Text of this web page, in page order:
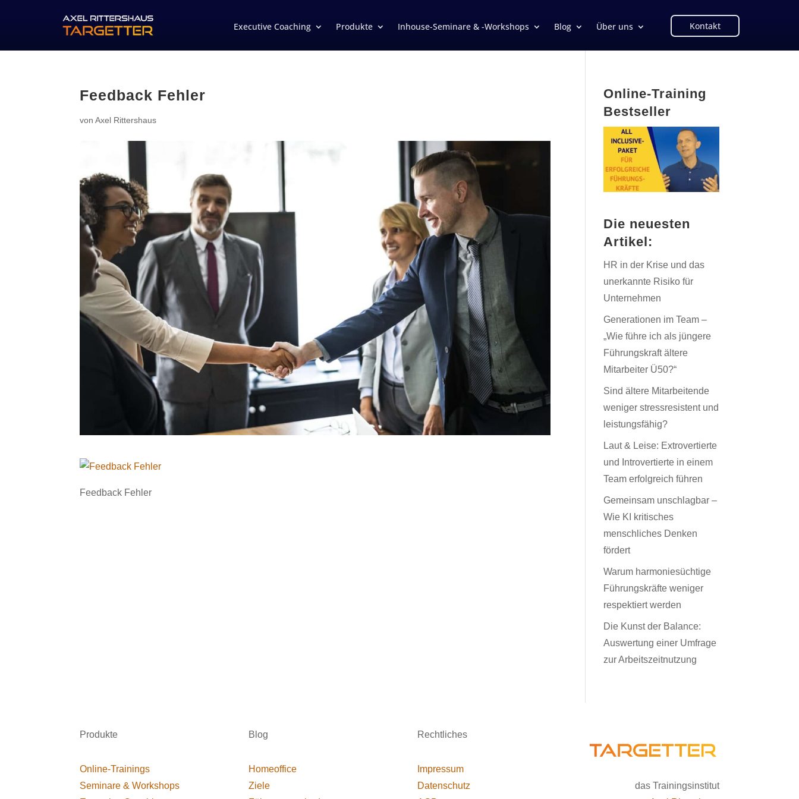
Executive Coaching Produkte Inhouse-Seminare & -Workshops Blog Über uns Kontakt
Feedback Fehler
vonAxel Rittershaus
Feedback Fehler
Online-Training
Bestseller
Die neuesten
Artikel:
HR in der Krise und das
unerkannte Risiko für
Unternehmen
Generationen im Team –
„Wie führe ich als jüngere
Führungskraft ältere
Mitarbeiter Ü50?“
Sind ältere Mitarbeitende
weniger stressresistent und
leistungsfähig?
Laut & Leise: Extrovertierte
und Introvertierte in einem
Team erfolgreich führen
Gemeinsam unschlagbar –
Wie KI kritisches
menschliches Denken
fördert
Warum harmoniesüchtige
Führungskräfte weniger
respektiert werden
Die Kunst der Balance:
Auswertung einer Umfrage
zur Arbeitszeitnutzung
Produkte
Online-Trainings
Seminare & Workshops
Blog
Homeoffice
Ziele
Rechtliches
Impressum
Datenschutz
das Trainingsinstitut